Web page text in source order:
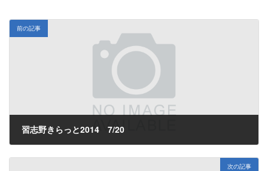
前の記事
習志野きらっと2014 7/20
次の記事